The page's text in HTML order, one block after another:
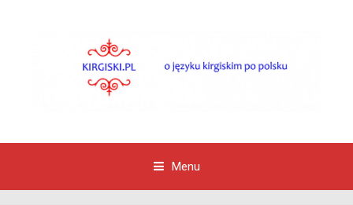
Menu